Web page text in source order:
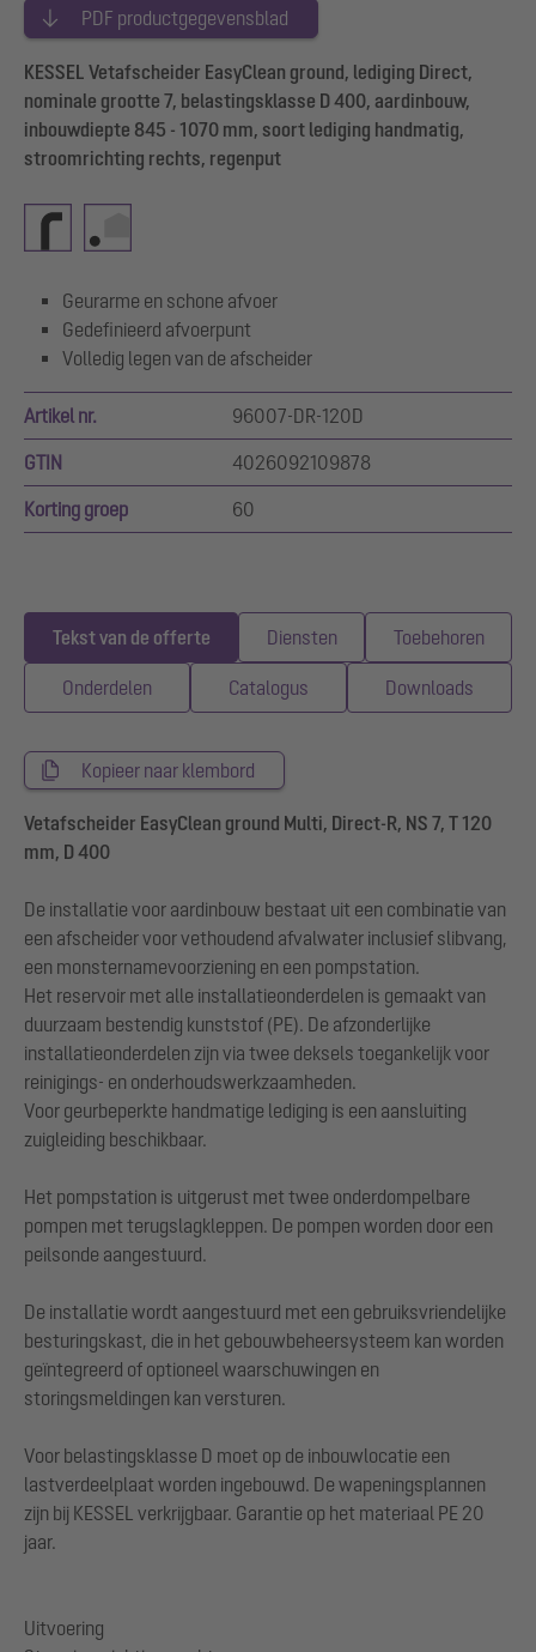
PDF productgegevensblad
KESSEL Vetafscheider EasyClean ground, lediging Direct,
nominale grootte 7, belastingsklasse D 400, aardinbouw,
inbouwdiepte 845 - 1070 mm, soort lediging handmatig,
stroomrichting rechts, regenput
Geurarme en schone afvoer
Gedefinieerd afvoerpunt
Volledig legen van de afscheider
Artikel nr. 96007-DR-120D
GTIN 4026092109878
Korting groep 60
Tekst van de offerte Diensten Toebehoren
Onderdelen Catalogus Downloads
Kopieer naar klembord
Vetafscheider EasyClean ground Multi, Direct-R, NS 7, T 120
mm, D 400
De installatie voor aardinbouw bestaat uit een combinatie van
een afscheider voor vethoudend afvalwater inclusief slibvang,
een monsternamevoorziening en een pompstation.
Het reservoir met alle installatieonderdelen is gemaakt van
duurzaam bestendig kunststof (PE). De afzonderlijke
installatieonderdelen zijn via twee deksels toegankelijk voor
reinigings- en onderhoudswerkzaamheden.
Voor geurbeperkte handmatige lediging is een aansluiting
zuigleiding beschikbaar.
Het pompstation is uitgerust met twee onderdompelbare
pompen met terugslagkleppen. De pompen worden door een
peilsonde aangestuurd.
De installatie wordt aangestuurd met een gebruiksvriendelijke
besturingskast, die in het gebouwbeheersysteem kan worden
geïntegreerd of optioneel waarschuwingen en
storingsmeldingen kan versturen.
Voor belastingsklasse D moet op de inbouwlocatie een
lastverdeelplaat worden ingebouwd. De wapeningsplannen
zijn bij KESSEL verkrijgbaar. Garantie op het materiaal PE 20
jaar.
Uitvoering